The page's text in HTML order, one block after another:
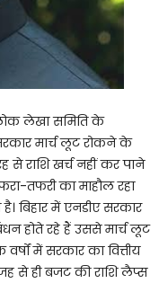
लेखा समिति के
मार्च लूट रोकने के
से राशि खर्च नहीं कर पाने
तफरी का माहौल रहा
बिहार में एनडीए सरकार
होते रहे हैं उससे मार्च लूट
में सरकार का वित्तीय
से ही बजट की राशि लैप्स